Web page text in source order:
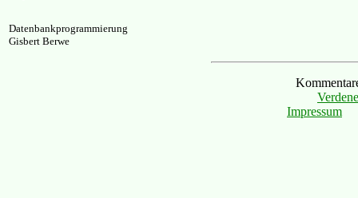
Datenbankprogrammierung
Gisbert Berwe
Impressum